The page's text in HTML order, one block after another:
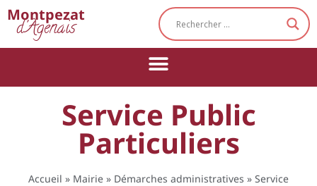
Montpezat
d'Agenais
Service Public
Particuliers
Accueil » Mairie » Démarches administratives » Service
Cookies management panel